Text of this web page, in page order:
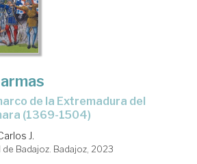
(1369-1504)
J.
Badajoz. Badajoz, 2023